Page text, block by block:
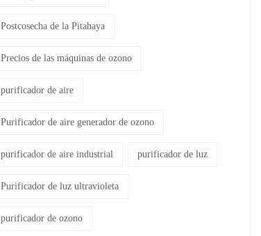
Postcosecha de la Pitahaya
Precios de las máquinas de ozono
purificador de aire
Purificador de aire generador de ozono
purificador de aire industrial purificador de luz
Purificador de luz ultravioleta
purificador de ozono